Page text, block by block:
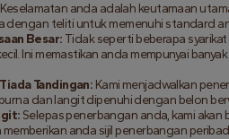
Keselamatan anda adalah keutamaan
dengan teliti untuk memenuhi standard
Besar: Tidak seperti beberapa
Ini memastikan anda mempunyai
Tandingan: Kami menjadwalkan
dan langit dipenuhi dengan belon
Selepas penerbangan anda, kami
anda sijil penerbangan